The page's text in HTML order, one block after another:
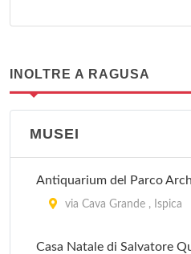
INOLTRE A RAGUSA
MUSEI
Antiquarium del Parco
via Cava Grande , Ispica
Casa Natale di Salvatore